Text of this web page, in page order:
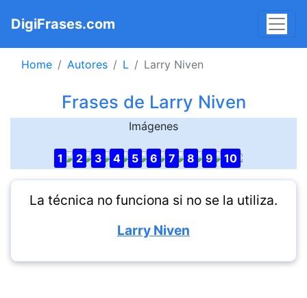
DigiFrases.com
Home Autores L Larry Niven
Frases de Larry Niven
Imágenes
1 2 3 4 5 6 7 8 9 10
La técnica no funciona si no se la utiliza.
Larry Niven